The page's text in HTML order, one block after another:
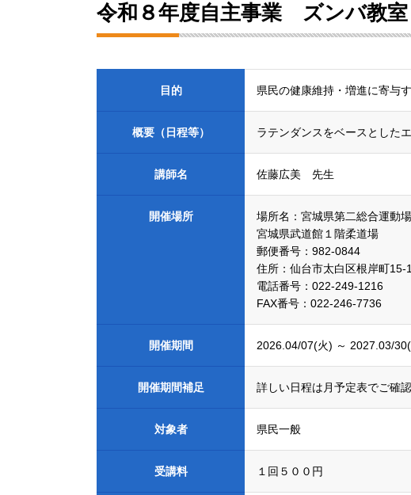
令和８年度自主事業 ズンバ教室
目的 県民の健康維持・増進に寄与
概要（日程等） ラテンダンスをベースとした
講師名 佐藤広美 先生
開催場所
場所名：宮城県第二総合運動場
宮城県武道館１階柔道場
郵便番号：982-0844
住所：仙台市太白区根岸町15-1
電話番号：022-249-1216
FAX番号：022-246-7736
開催期間 2026.04/07(火) ～ 2027.03/
開催期間補足 詳しい日程は月予定表でご確認
対象者 県民一般
受講料 １回５００円